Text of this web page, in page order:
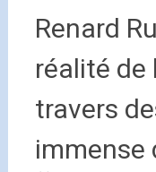
Renard
réalité de
travers
immense